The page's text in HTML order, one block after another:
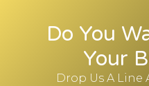
Do You
Your
Drop Us A Line